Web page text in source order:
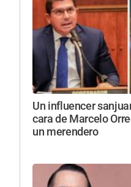
Un influencer
cara de Marcelo
un merendero